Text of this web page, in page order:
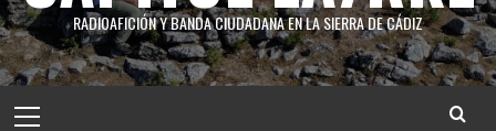
RADIOAFICIÓN Y BANDA CIUDADANA EN LA SIERRA DE CÁDIZ